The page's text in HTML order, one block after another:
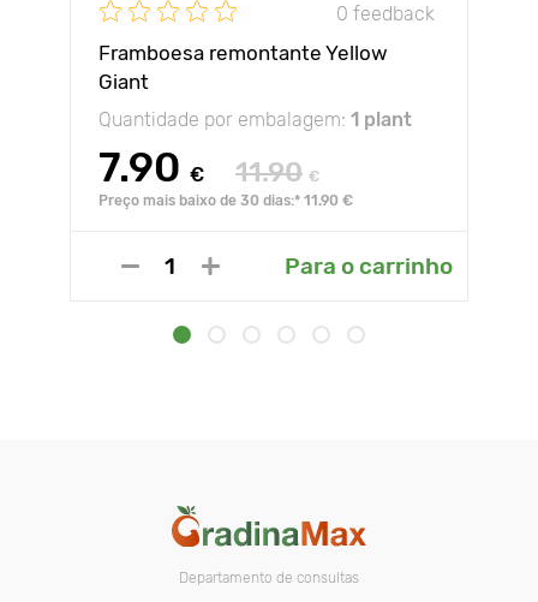
0 feedback
Framboesa remontante Yellow
Giant
Quantidade por embalagem: 1 plant
7.90 € 11.90 €
Preço mais baixo de 30 dias:* 11.90 €
Para o carrinho
Departamento de consultas